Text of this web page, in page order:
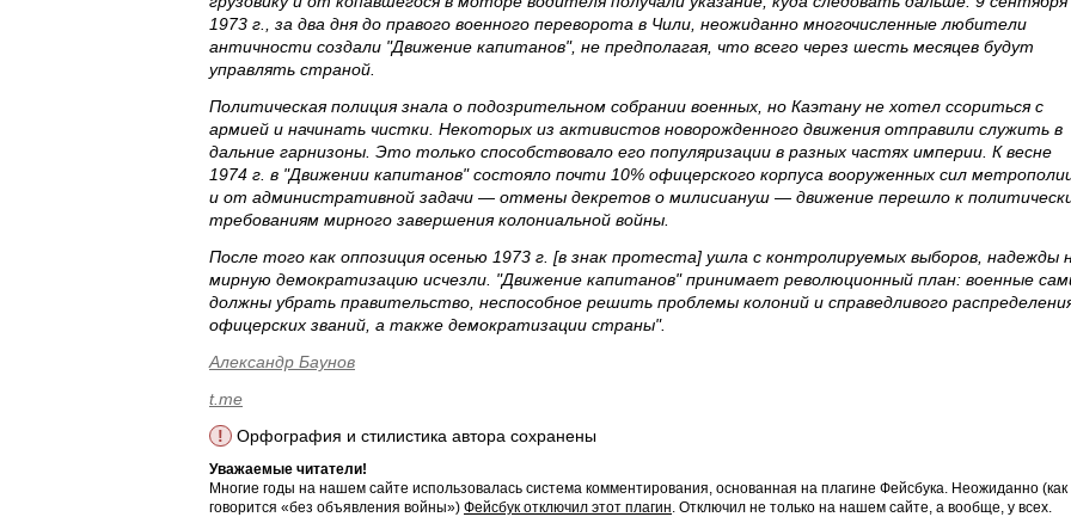
1973 г., за два дня до правого военного переворота в Чили, неожиданно многочисленные любители
античности создали "Движение капитанов", не предполагая, что всего через шесть месяцев будут
управлять страной.
Политическая полиция знала о подозрительном собрании военных, но Каэтану не хотел ссориться с
армией и начинать чистки. Некоторых из активистов новорожденного движения отправили служить в
дальние гарнизоны. Это только способствовало его популяризации в разных частях империи. К весне
1974 г. в "Движении капитанов" состояло почти 10% офицерского корпуса вооруженных сил
и от административной задачи — отмены декретов о милисиануш — движение перешло к
требованиям мирного завершения колониальной войны.
После того как оппозиция осенью 1973 г. [в знак протеста] ушла с контролируемых выборов, надежды
мирную демократизацию исчезли. "Движение капитанов" принимает революционный план: военные
должны убрать правительство, неспособное решить проблемы колоний и справедливого
офицерских званий, а также демократизации страны".
Александр Баунов
t.me
!
Орфография и стилистика автора сохранены
Уважаемые читатели!
Многие годы на нашем сайте использовалась система комментирования, основанная на плагине Фейсбука. Неожиданно (как
говорится «без объявления войны») Фейсбук отключил этот плагин. Отключил не только на нашем сайте, а вообще, у всех.